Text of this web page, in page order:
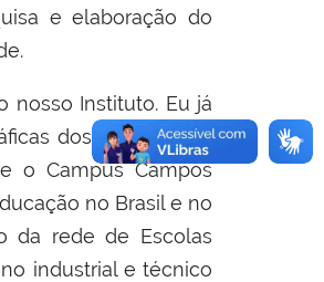
e elaboração do
nosso Instituto. Eu já
dos ex-diretores
o Campus Campos
no Brasil e no
da rede de Escolas
industrial e técnico